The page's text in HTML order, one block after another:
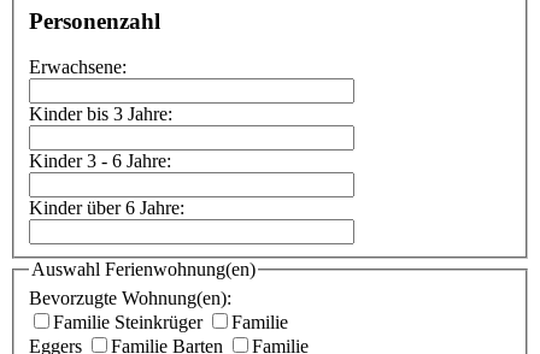
Personenzahl
Erwachsene:
Kinder bis 3 Jahre:
Kinder 3 - 6 Jahre:
Kinder über 6 Jahre:
Auswahl Ferienwohnung(en)
Bevorzugte Wohnung(en):
Familie Steinkrüger
Familie
Eggers
Familie Barten
Familie